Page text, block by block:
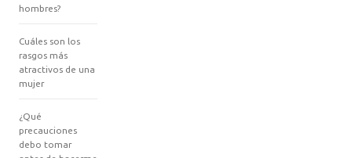
hombres?
Cuáles son los
rasgos más
atractivos de una
mujer
¿Qué
precauciones
debo tomar